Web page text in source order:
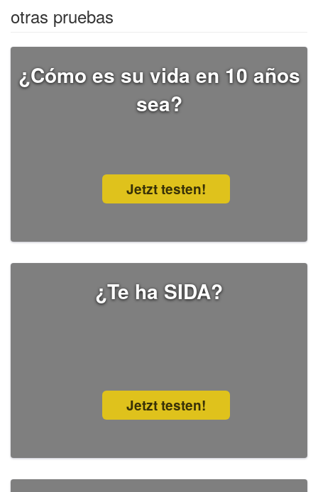
otras pruebas
¿Cómo es su vida en 10 años
sea?
Jetzt testen!
¿Te ha SIDA?
Jetzt testen!